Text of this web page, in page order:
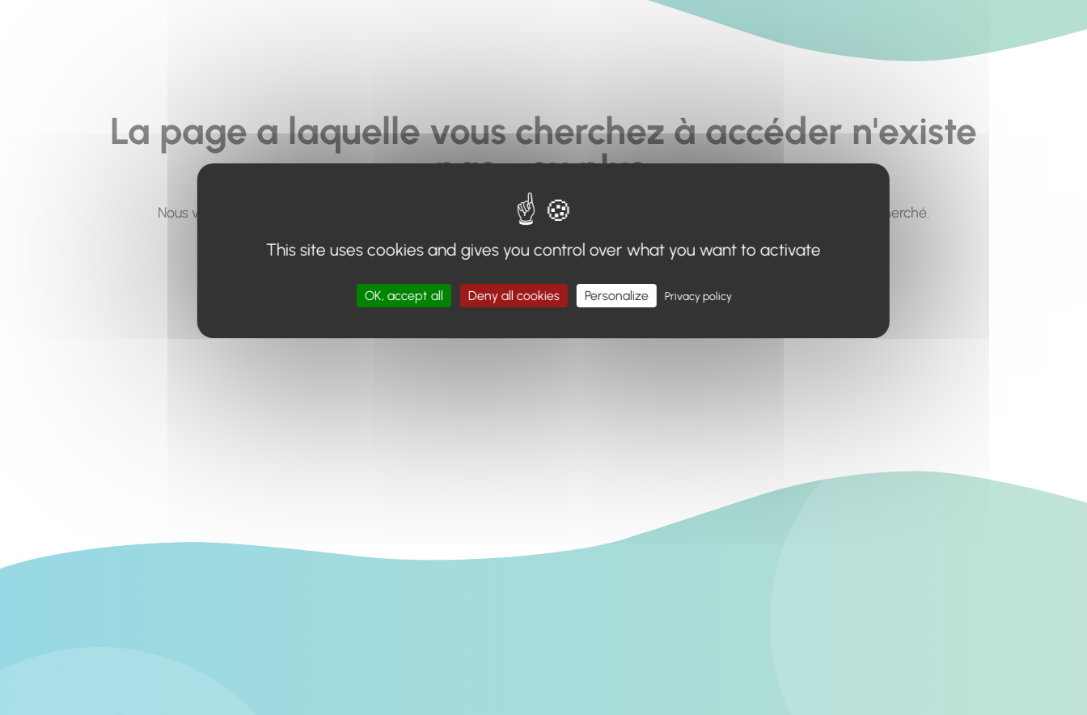
La page a laquelle vous cherchez à accéder n'existe
pas... ou plus.
Nous vous invitons à utiliser le moteur de recherche en haut de page, ou à utiliser le menu pour trouver le contenu recherché.
Retour à l'accueil
This site uses cookies and gives you control over what you want to activate
OK, accept all Deny all cookies Personalize Privacy policy